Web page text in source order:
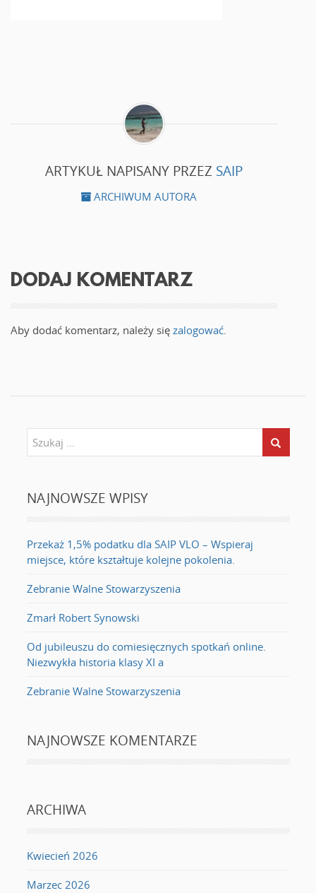
ARTYKUŁ NAPISANY PRZEZ SAIP
ARCHIWUM AUTORA
DODAJ KOMENTARZ
Aby dodać komentarz, należy się zalogować
NAJNOWSZE WPISY
Przekaż 1,5% podatku dla SAIP VLO – Wspieraj
miejsce, które kształtuje kolejne pokolenia.
Zebranie Walne Stowarzyszenia
Zmarł Robert Synowski
Od jubileuszu do comiesięcznych spotkań online.
Niezwykła historia klasy XI a
Zebranie Walne Stowarzyszenia
NAJNOWSZE KOMENTARZE
ARCHIWA
Kwiecień 2026
Marzec 2026